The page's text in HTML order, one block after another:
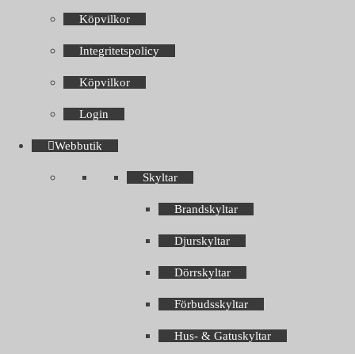
Köpvilkor
Integritetspolicy
Köpvilkor
Login
Webbutik
Skyltar
Brandskyltar
Djurskyltar
Dörrskyltar
Förbudsskyltar
Hus- & Gatuskyltar